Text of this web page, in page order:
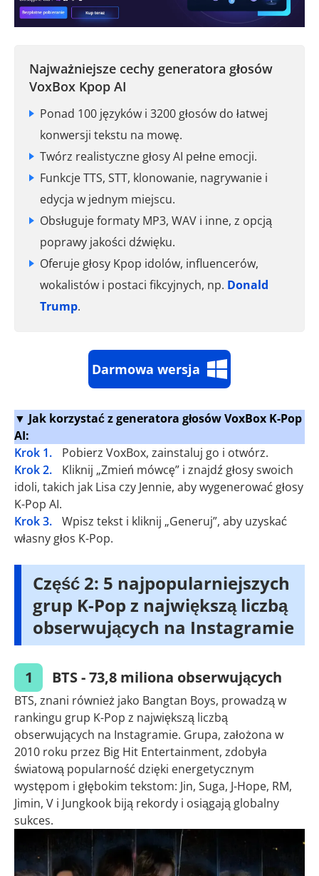
Najważniejsze cechy generatora głosów
VoxBox Kpop AI
Ponad 100 języków i 3200 głosów do łatwej
konwersji tekstu na mowę.
Twórz realistyczne głosy AI pełne emocji.
Funkcje TTS, STT, klonowanie, nagrywanie i
edycja w jednym miejscu.
Obsługuje formaty MP3, WAV i inne, z opcją
poprawy jakości dźwięku.
Oferuje głosy Kpop idolów, influencerów,
wokalistów i postaci fikcyjnych, np. Donald
Trump.
Darmowa wersja
▼ Jak korzystać z generatora głosów VoxBox K-Pop
AI:
Krok 1.
Pobierz VoxBox, zainstaluj go i otwórz.
Krok 2.
Kliknij „Zmień mówcę” i znajdź głosy swoich
idoli, takich jak Lisa czy Jennie, aby wygenerować głosy
K-Pop AI.
Krok 3.
Wpisz tekst i kliknij „Generuj”, aby uzyskać
własny głos K-Pop.
Część 2: 5 najpopularniejszych
grup K-Pop z największą liczbą
obserwujących na Instagramie
1 BTS - 73,8 miliona obserwujących
BTS, znani również jako Bangtan Boys, prowadzą w
rankingu grup K-Pop z największą liczbą
obserwujących na Instagramie. Grupa, założona w
2010 roku przez Big Hit Entertainment, zdobyła
światową popularność dzięki energetycznym
występom i głębokim tekstom: Jin, Suga, J-Hope, RM,
Jimin, V i Jungkook biją rekordy i osiągają globalny
sukces.